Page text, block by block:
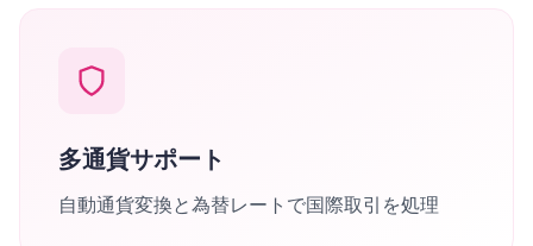
多通貨サポート
自動通貨変換と為替レートで国際取引を処理